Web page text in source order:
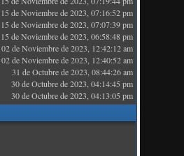
15 de Noviembre de 2023, 07:16:52 pm
15 de Noviembre de 2023, 07:07:39 pm
15 de Noviembre de 2023, 06:58:48 pm
02 de Noviembre de 2023, 12:42:12 am
02 de Noviembre de 2023, 12:40:52 am
31 de Octubre de 2023, 08:44:26 am
30 de Octubre de 2023, 04:14:45 pm
30 de Octubre de 2023, 04:13:05 pm